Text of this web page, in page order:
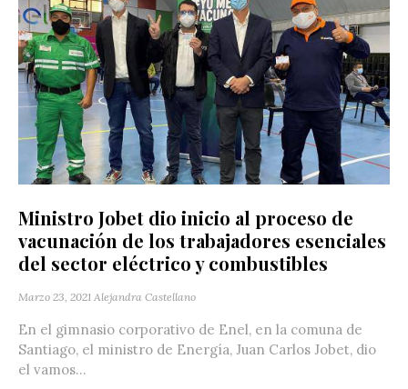
Ministro Jobet dio inicio al proceso de
vacunación de los trabajadores esenciales
del sector eléctrico y combustibles
Marzo 23, 2021 Alejandra Castellano
En el gimnasio corporativo de Enel, en la comuna de
Santiago, el ministro de Energía, Juan Carlos Jobet, dio
el vamos...